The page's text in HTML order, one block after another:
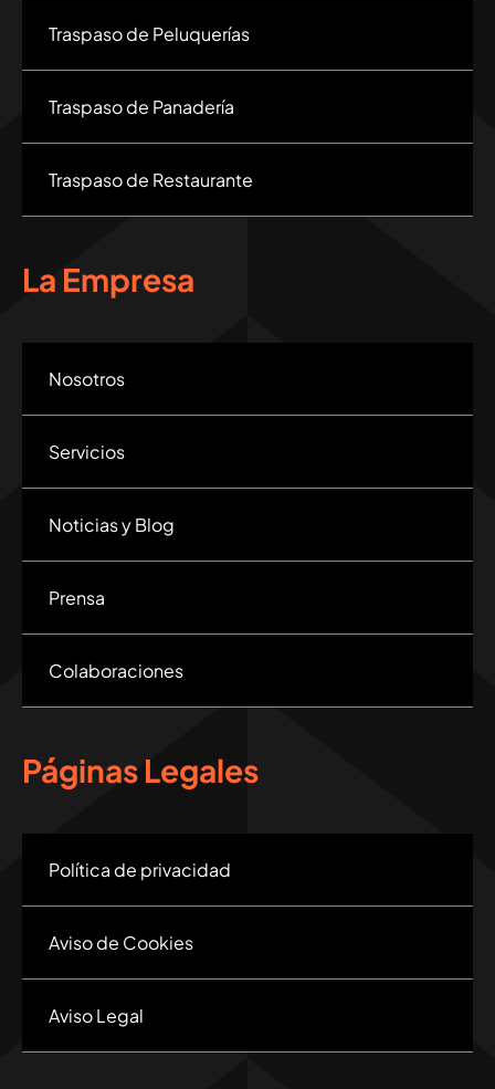
Traspaso de Peluquerías
Traspaso de Panadería
Traspaso de Restaurante
La Empresa
Nosotros
Servicios
Noticias y Blog
Prensa
Colaboraciones
Páginas Legales
Política de privacidad
Aviso de Cookies
Aviso Legal